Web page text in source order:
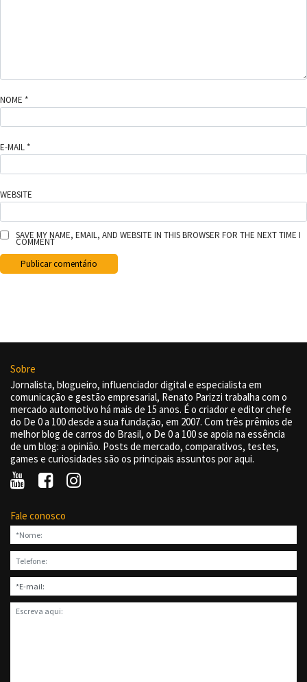
NOME *
E-MAIL *
WEBSITE
SAVE MY NAME, EMAIL, AND WEBSITE IN THIS BROWSER FOR THE NEXT TIME I
COMMENT
Sobre
Jornalista, blogueiro, influenciador digital e especialista em
comunicação e gestão empresarial, Renato Parizzi trabalha com o
mercado automotivo há mais de 15 anos. É o criador e editor chefe
do De 0 a 100 desde a sua fundação, em 2007. Com três prêmios de
melhor blog de carros do Brasil, o De 0 a 100 se apoia na essência
de um blog: a opinião. Posts de mercado, comparativos, testes,
games e curiosidades são os principais assuntos por aqui.
Fale conosco